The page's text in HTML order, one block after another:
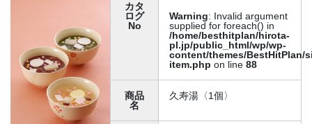
カタ
ログ
No
Warning: Invalid argument
supplied for foreach() in
/home/besthitplan/hirota-
pl.jp/public_html/wp/wp-
content/themes/BestHitPlan/
item.php on line88
商品
名
久寿湯〈1個〉